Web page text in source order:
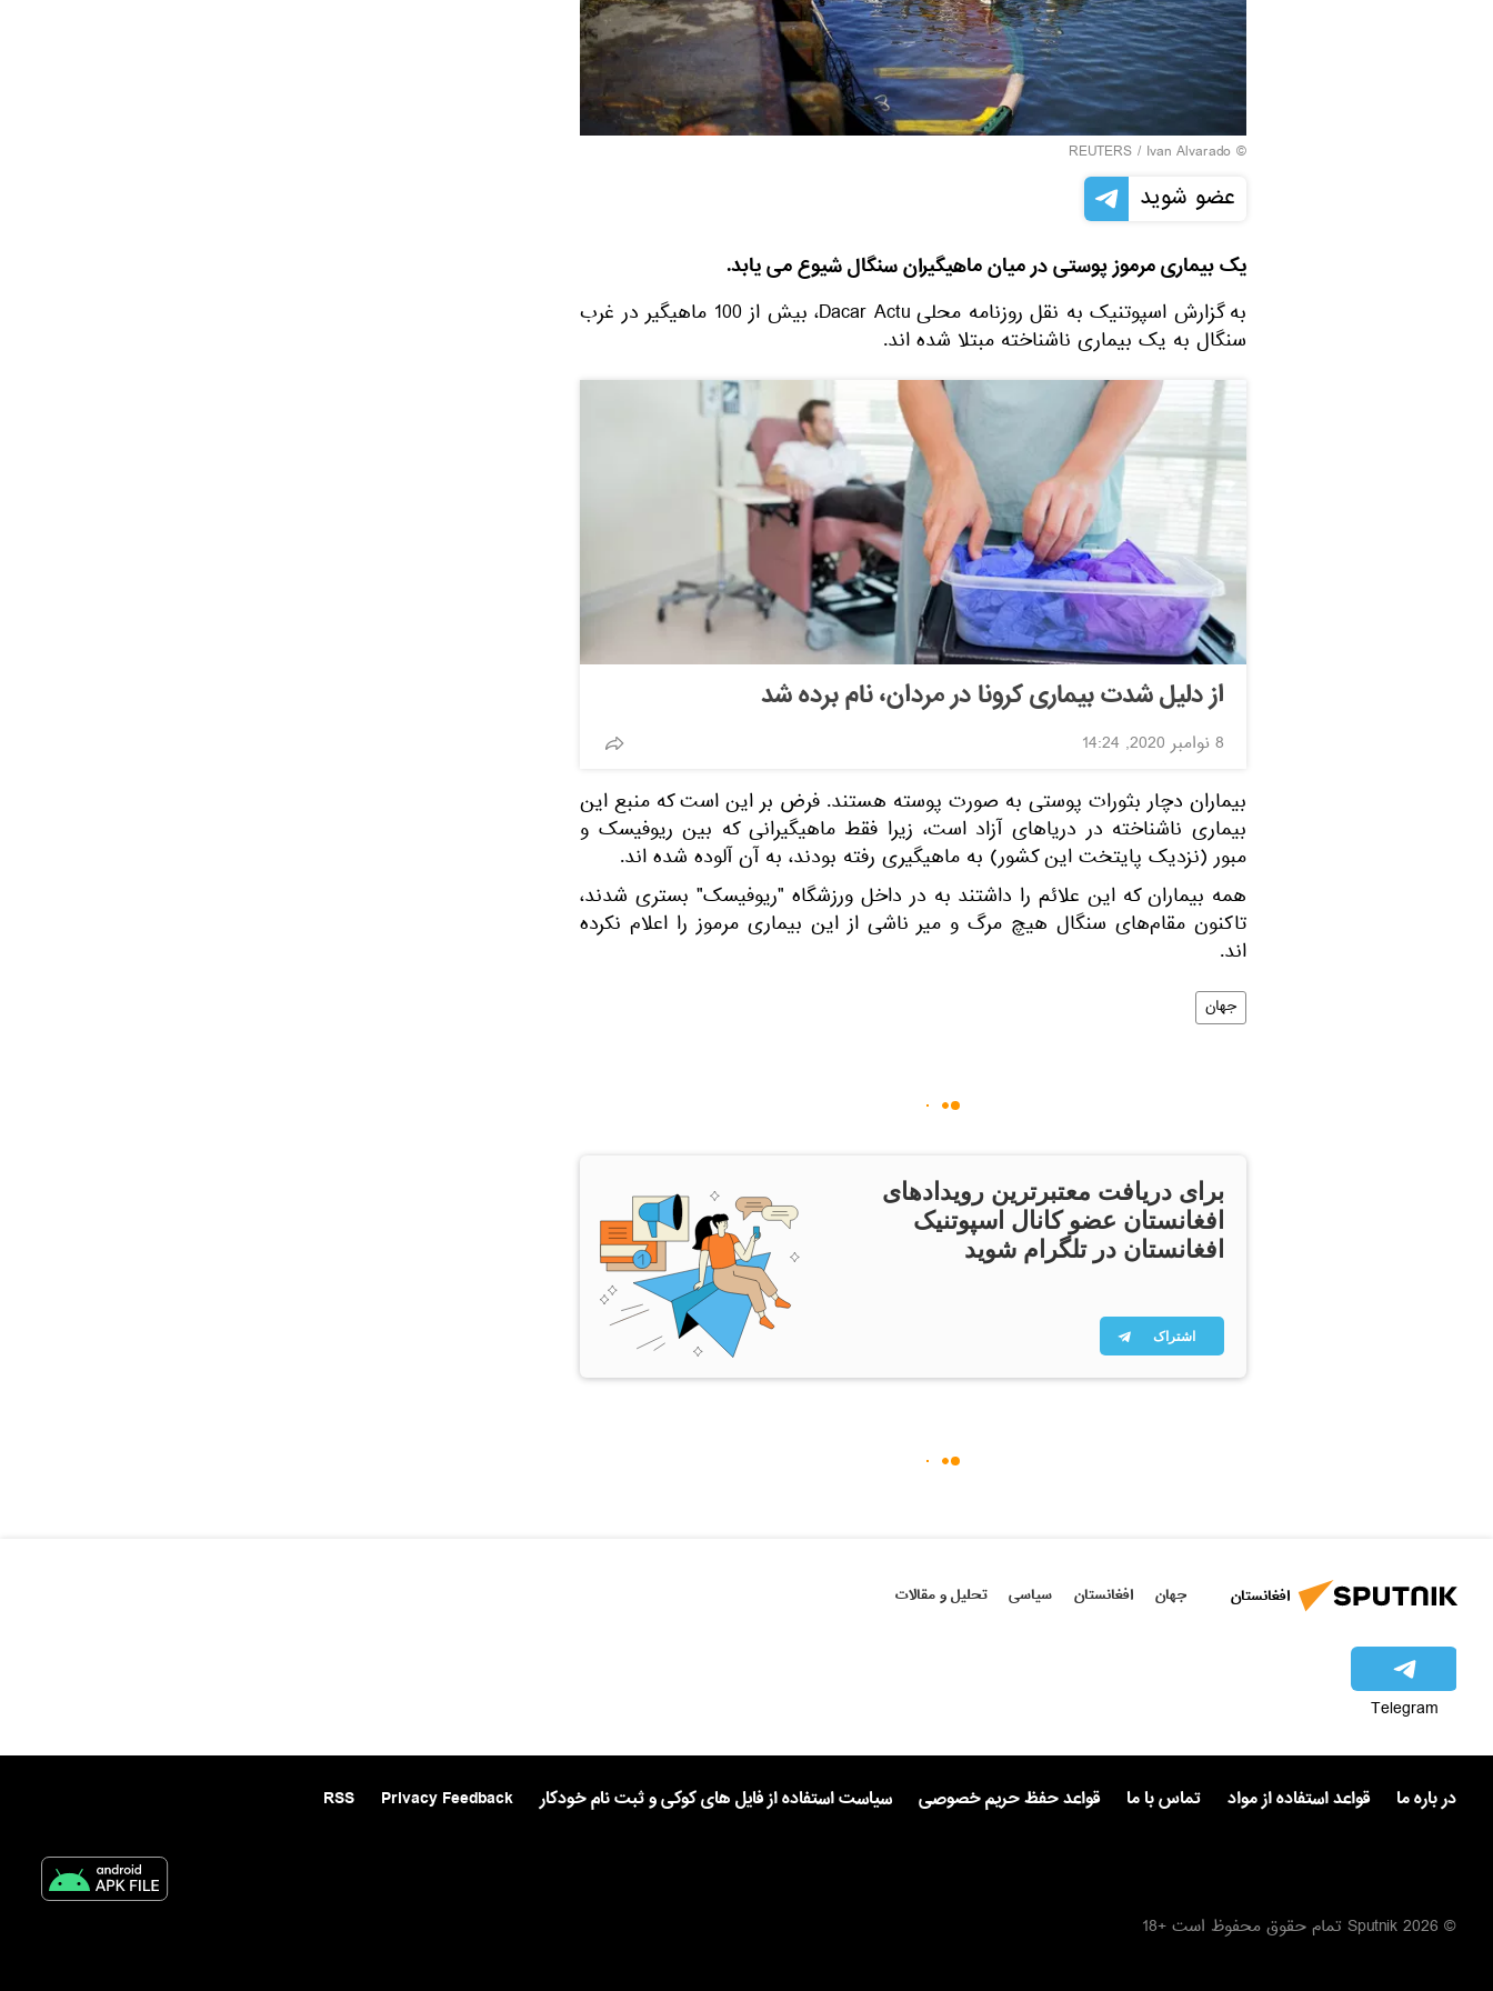
©
REUTERS / Ivan Alvarado
عضو شوید
یک بیماری مرموز پوستی در میان ماهیگیران سنگال شیوع می یابد.
به گزارش اسپوتنیک به نقل روزنامه محلی Dacar Actu، بیش از 100 ماهیگیر در غرب
سنگال به یک بیماری ناشناخته مبتلا شده اند.
از دلیل شدت بیماری کرونا در مردان، نام برده شد
8 نوامبر 2020, 14:24
بیماران دچار بثورات پوستی به صورت پوسته هستند. فرض بر این است که منبع این
بیماری ناشناخته در دریاهای آزاد است، زیرا فقط ماهیگیرانی که بین ریوفیسک و
مبور (نزدیک پایتخت این کشور) به ماهیگیری رفته بودند، به آن آلوده شده اند.
همه بیماران که این علائم را داشتند به در داخل ورزشگاه "ریوفیسک" بستری شدند،
تاکنون مقام‌های سنگال هیچ مرگ و میر ناشی از این بیماری مرموز را اعلام نکرده
اند.
جهان
برای دریافت معتبرترین رویدادهای
افغانستان عضو کانال اسپوتنیک
افغانستان در تلگرام شوید
اشتراک
افغانستان جهان افغانستان سیاسی تحلیل و مقالات
Telegram
در باره ما قواعد استفاده از مواد تماس با ما قواعد حفظ حریم خصوصی سیاست استفاده از فایل های کوکی و ثبت نام خودکار Privacy Feedback
RSS
© 2026 Sputnik تمام حقوق محفوظ است +18